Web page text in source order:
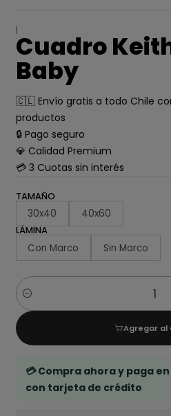
|
Cuadro
Baby
🇨🇱 Envío gratis a todo Chile
productos
🔒 Pago seguro
💎 Calidad Premium
💳 3 Cuotas sin interés
TAMAÑO
30x40 40x60
LÁMINA
Con Marco Sin Marco
Cantidad
Agregar al
💳 Compra ahora y paga
con tarjeta de crédito